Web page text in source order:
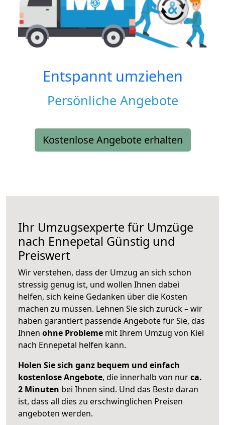
Entspannt umziehen
Persönliche Angebote
Kostenlose Angebote erhalten
Ihr Umzugsexperte für Umzüge
nach Ennepetal Günstig und
Preiswert
Wir verstehen, dass der Umzug an sich schon
stressig genug ist, und wollen Ihnen dabei
helfen, sich keine Gedanken über die Kosten
machen zu müssen. Lehnen Sie sich zurück – wir
haben garantiert passende Angebote für Sie, das
Ihnen ohne Probleme mit Ihrem Umzug von Kiel
nach Ennepetal helfen kann.
Holen Sie sich ganz bequem und einfach
kostenlose Angebote, die innerhalb von nurca.
2 Minuten bei Ihnen sind. Und das Beste daran
ist, dass all dies zu erschwinglichen Preisen
angeboten werden.